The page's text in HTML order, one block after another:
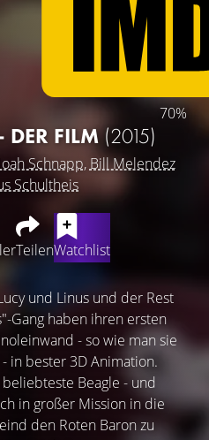
70%
DER FILM(2015)
Schnapp, Bill Melendez
Schultheis
TeilenWatchlist
und Linus und der Rest
Gang haben ihren ersten
- so wie man sie
in bester 3D Animation.
Beagle - und
in großer Mission in die
den Roten Baron zu